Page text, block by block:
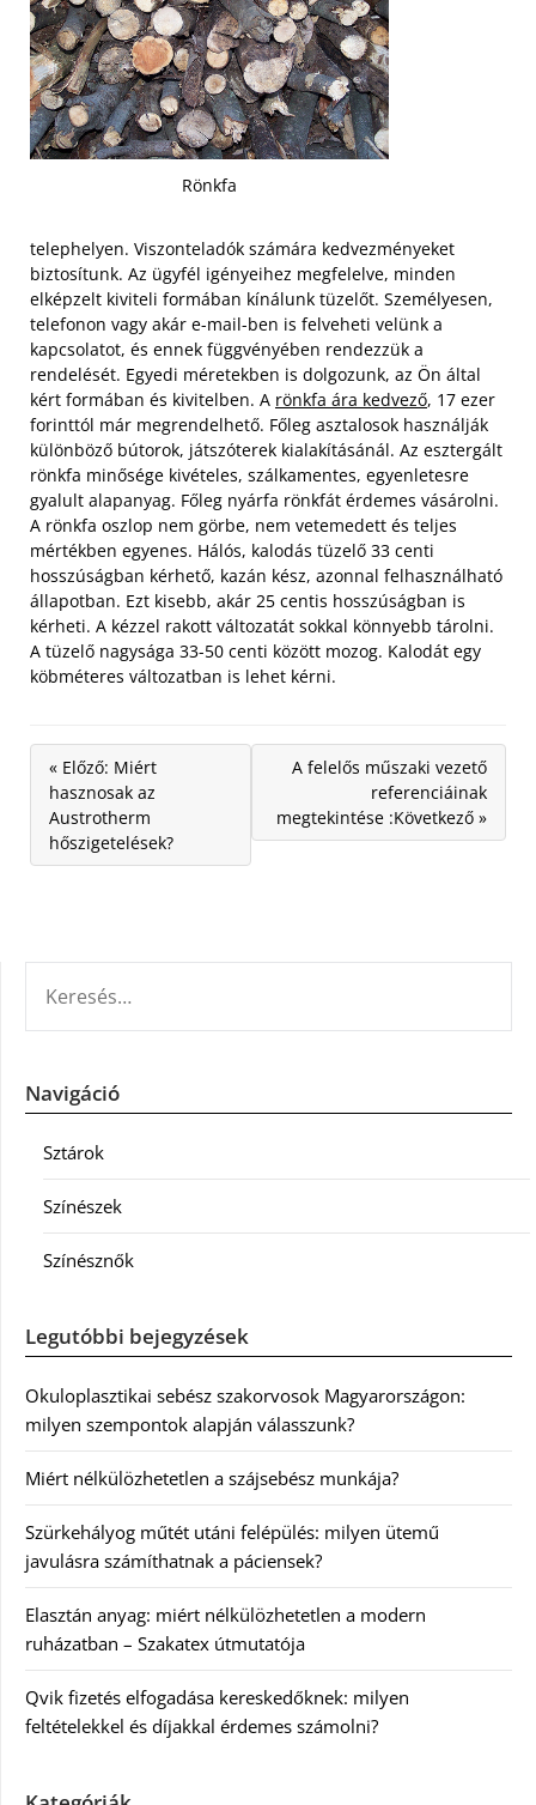
Rönkfa
telephelyen. Viszonteladók számára kedvezményeket
biztosítunk. Az ügyfél igényeihez megfelelve, minden
elképzelt kiviteli formában kínálunk tüzelőt. Személyesen,
telefonon vagy akár e-mail-ben is felveheti velünk a
kapcsolatot, és ennek függvényében rendezzük a
rendelését. Egyedi méretekben is dolgozunk, az Ön által
kért formában és kivitelben. A rönkfa ára kedvező, 17 ezer
forinttól már megrendelhető. Főleg asztalosok használják
különböző bútorok, játszóterek kialakításánál. Az esztergált
rönkfa minősége kivételes, szálkamentes, egyenletesre
gyalult alapanyag. Főleg nyárfa rönkfát érdemes vásárolni.
A rönkfa oszlop nem görbe, nem vetemedett és teljes
mértékben egyenes. Hálós, kalodás tüzelő 33 centi
hosszúságban kérhető, kazán kész, azonnal felhasználható
állapotban. Ezt kisebb, akár 25 centis hosszúságban is
kérheti. A kézzel rakott változatát sokkal könnyebb tárolni.
A tüzelő nagysága 33-50 centi között mozog. Kalodát egy
köbméteres változatban is lehet kérni.
« Előző: Miért
hasznosak az
Austrotherm
hőszigetelések?
A felelős műszaki vezető
referenciáinak
megtekintése :Következő »
Navigáció
Sztárok
Színészek
Színésznők
Legutóbbi bejegyzések
Okuloplasztikai sebész szakorvosok Magyarországon:
milyen szempontok alapján válasszunk?
Miért nélkülözhetetlen a szájsebész munkája?
Szürkehályog műtét utáni felépülés: milyen ütemű
javulásra számíthatnak a páciensek?
Elasztán anyag: miért nélkülözhetetlen a modern
ruházatban – Szakatex útmutatója
Qvik fizetés elfogadása kereskedőknek: milyen
feltételekkel és díjakkal érdemes számolni?